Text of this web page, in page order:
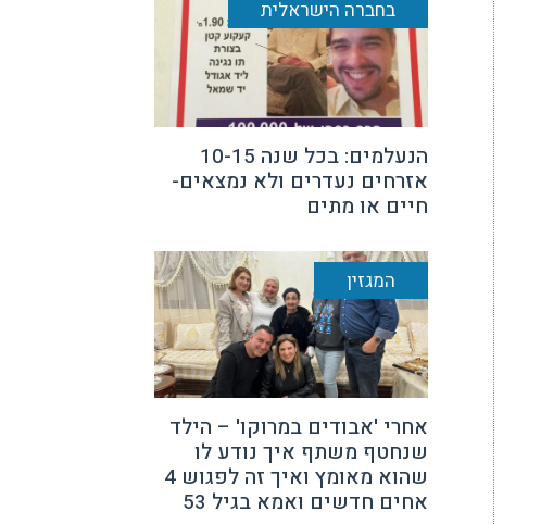
בחברה הישראלית
הנעלמים: בכל שנה 10-15
אזרחים נעדרים ולא נמצאים-
חיים או מתים
המגזין
אחרי 'אבודים במרוקו' – הילד
שנחטף משתף איך נודע לו
שהוא מאומץ ואיך זה לפגוש 4
אחים חדשים ואמא בגיל 53